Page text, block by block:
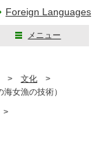
Foreign Languages
メニュー
> 文化 >
女漁の技術）
>